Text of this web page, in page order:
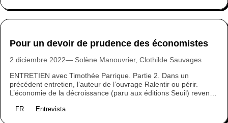
figure d’exemple. Explications.
Pour un devoir de prudence des économistes
2 diciembre 2022 Solène Manouvrier, Clothilde Sauvages
ENTRETIEN avec Timothée Parrique. Partie 2. Dans un
précédent entretien, l’auteur de l’ouvrage Ralentir ou périr.
L’économie de la décroissance (paru aux éditions Seuil) revenait
champ politique. Dans cet entretien, il s’intéresse plus
FR Entrevista